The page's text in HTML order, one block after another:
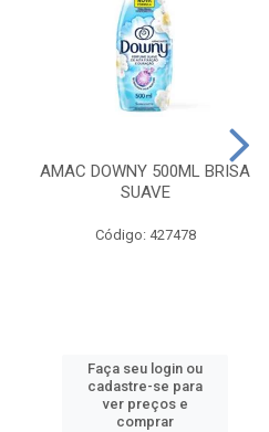
AMAC DOWNY 500ML BRISA
SUAVE
Código: 427478
Faça seu login ou
cadastre-se para
ver preços e
comprar